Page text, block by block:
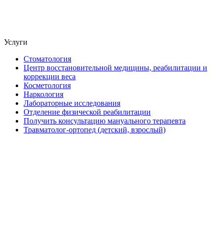
Услуги
Стоматология
Центр восстановительной медицины, реабилитации и
коррекции веса
Косметология
Наркология
Лабораторные исследования
Отделение физической реабилитации
Получить консультацию мануального терапевта
Травматолог-ортопед (детский, взрослый)